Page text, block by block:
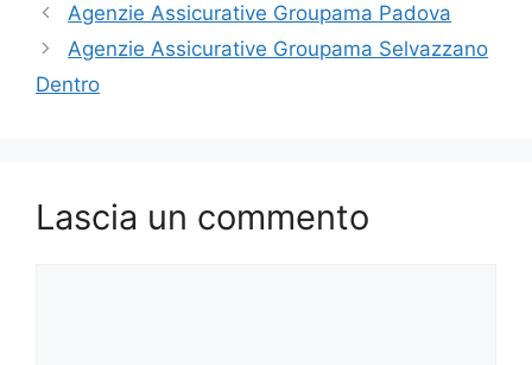
Agenzie Assicurative Groupama Padova
Agenzie Assicurative Groupama Selvazzano
Dentro
Lascia un commento